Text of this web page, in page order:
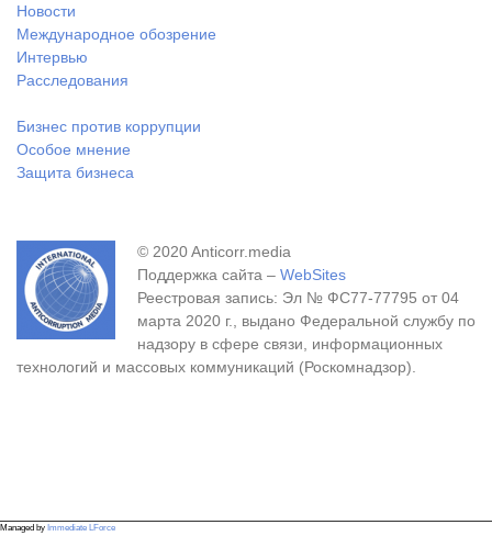
Новости
Международное обозрение
Интервью
Расследования
Бизнес против коррупции
Особое мнение
Защита бизнеса
© 2020 Anticorr.media
Поддержка сайта – WebSites
Реестровая запись: Эл № ФС77-77795 от 04
марта 2020 г., выдано Федеральной службу по
надзору в сфере связи, информационных
технологий и массовых коммуникаций (Роскомнадзор).
Managed by Immediate LForce